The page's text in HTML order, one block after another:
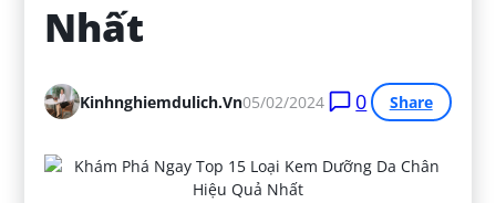
Nhất
Kinhnghiemdulich.vn05/02/2024 0 Share